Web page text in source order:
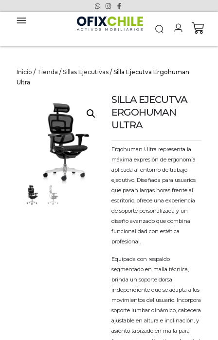
Inicio / Tienda / Sillas Ejecutivas/ Silla Ejecutva Ergohuman
Ultra
SILLA EJECUTVA
ERGOHUMAN
ULTRA
Ergohuman Ultra representa la
máxima expresión de ergonomía
aplicada al entorno de trabajo
ejecutivo. Diseñada para usuarios
que pasan largas horas frente al
escritorio, ofrece una experiencia
de soporte personalizada y un
diseño avanzado que combina
funcionalidad con estética
profesional.
Equipada con respaldo
segmentado en malla técnica,
brinda un soporte dorsal
independiente que se adapta a los
movimientos del usuario. Incorpora
soporte lumbar dinámico, cabecera
ajustable en altura e inclinación, y
asiento tapizado en malla para